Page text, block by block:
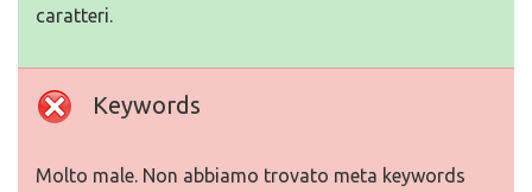
caratteri.
Keywords
Molto male. Non abbiamo trovato meta keywords